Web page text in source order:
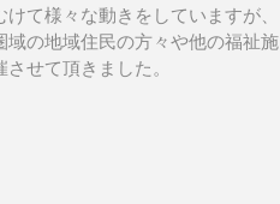
て様々な動きをしていますが、
の地域住民の方々や他の福祉施
せて頂きました。